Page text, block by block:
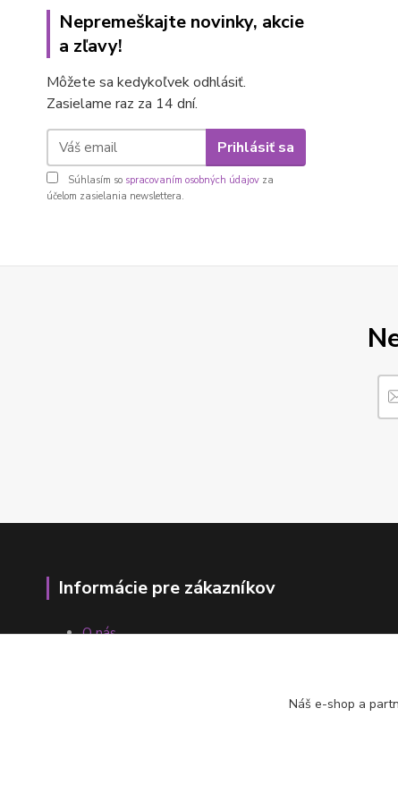
Nepremeškajte novinky, akcie
a zľavy!
Môžete sa kedykoľvek odhlásiť.
Zasielame raz za 14 dní.
Prihlásiť sa
Súhlasím so spracovaním osobných údajov za
účelom zasielania newslettera.
Informácie pre zákazníkov
O nás
Náš e-shop a